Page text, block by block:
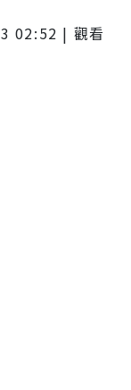
02:52 | 觀看